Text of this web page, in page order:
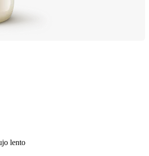
lento